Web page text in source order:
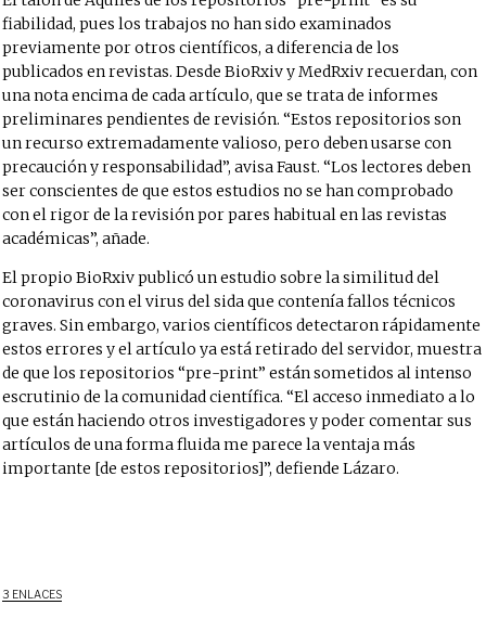
fiabilidad, pues los trabajos no han sido examinados
previamente por otros científicos, a diferencia de los
publicados en revistas. Desde BioRxiv y MedRxiv recuerdan, con
una nota encima de cada artículo, que se trata de informes
preliminares pendientes de revisión. “Estos repositorios son
un recurso extremadamente valioso, pero deben usarse con
precaución y responsabilidad”, avisa Faust. “Los lectores deben
ser conscientes de que estos estudios no se han comprobado
con el rigor de la revisión por pares habitual en las revistas
académicas”, añade.
El propio BioRxiv publicó un estudio sobre la similitud del
coronavirus con el virus del sida que contenía fallos técnicos
graves. Sin embargo, varios científicos detectaron rápidamente
estos errores y el artículo ya está retirado del servidor, muestra
de que los repositorios “pre-print” están sometidos al intenso
escrutinio de la comunidad científica. “El acceso inmediato a lo
que están haciendo otros investigadores y poder comentar sus
artículos de una forma fluida me parece la ventaja más
importante [de estos repositorios]”, defiende Lázaro.
3 ENLACES